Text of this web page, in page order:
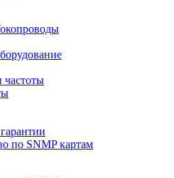
частоты
по SNMP картам